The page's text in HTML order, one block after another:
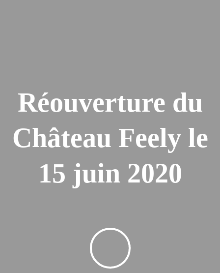
Réouverture du
Château Feely le
15 juin 2020